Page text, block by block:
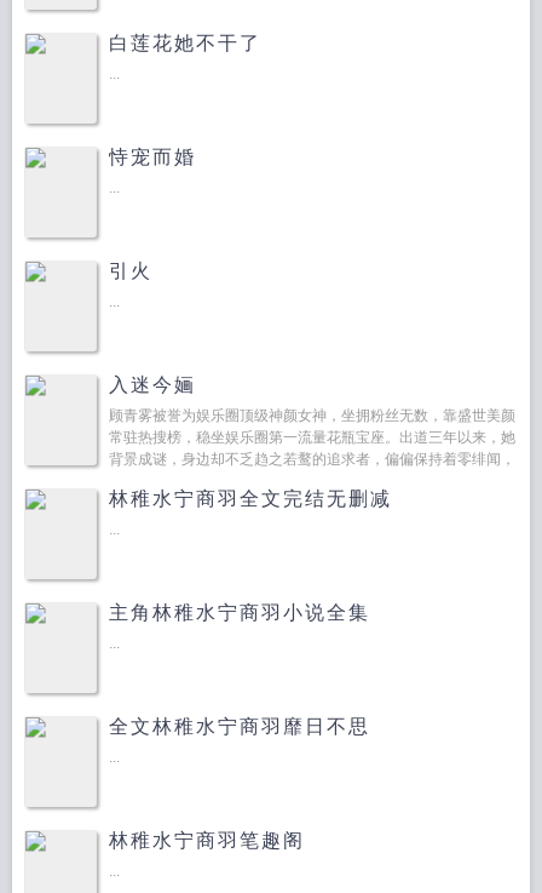
白莲花她不干了
...
恃宠而婚
...
引火
...
入迷今婳
顾青雾被誉为娱乐圈顶级神颜女神，坐拥粉丝无数，靠盛世美颜
常驻热搜榜，稳坐娱乐圈第一流量花瓶宝座。出道三年以来，她
背景成谜，身边却不乏趋之若鹜的追求者，偏偏保持着零绯闻，
林稚水宁商羽全文完结无删减
...
主角林稚水宁商羽小说全集
...
全文林稚水宁商羽靡日不思
...
林稚水宁商羽笔趣阁
...